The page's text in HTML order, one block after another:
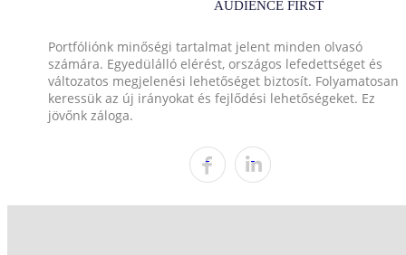
Portfóliónk minőségi tartalmat jelent minden olvasó
számára. Egyedülálló elérést, országos lefedettséget és
változatos megjelenési lehetőséget biztosít. Folyamatosan
keressük az új irányokat és fejlődési lehetőségeket. Ez
jövőnk záloga.